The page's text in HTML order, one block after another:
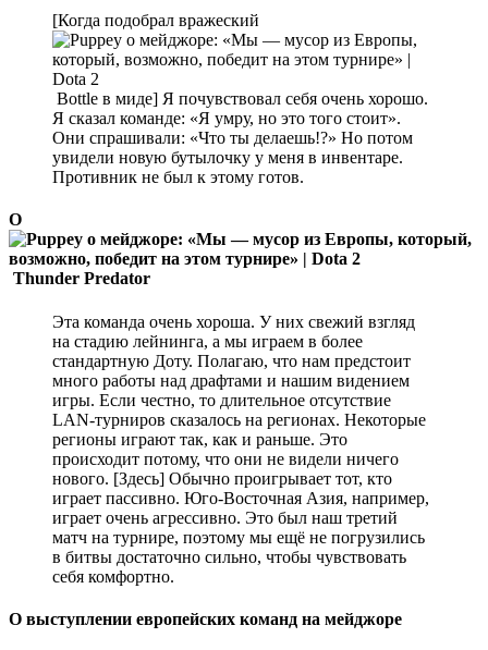
[Когда подобрал вражеский
Bottle в миде] Я почувствовал себя очень хорошо.
Я сказал команде: «Я умру, но это того стоит».
Они спрашивали: «Что ты делаешь!?» Но потом
увидели новую бутылочку у меня в инвентаре.
Противник не был к этому готов.
О
Thunder Predator
Эта команда очень хороша. У них свежий взгляд
на стадию лейнинга, а мы играем в более
стандартную Доту. Полагаю, что нам предстоит
много работы над драфтами и нашим видением
игры. Если честно, то длительное отсутствие
LAN-турниров сказалось на регионах. Некоторые
регионы играют так, как и раньше. Это
происходит потому, что они не видели ничего
нового. [Здесь] Обычно проигрывает тот, кто
играет пассивно. Юго-Восточная Азия, например,
играет очень агрессивно. Это был наш третий
матч на турнире, поэтому мы ещё не погрузились
в битвы достаточно сильно, чтобы чувствовать
себя комфортно.
О выступлении европейских команд на мейджоре